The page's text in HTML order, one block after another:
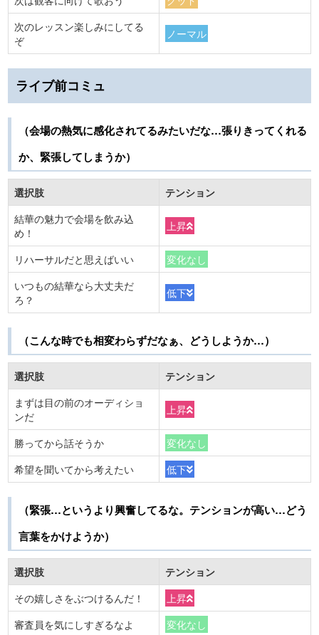
次のレッスン楽しみにしてる
ぞ
ノーマル
ライブ前コミュ
（会場の熱気に感化されてるみたいだな…張りきってくれる
か、緊張してしまうか）
選択肢
テンション
結華の魅力で会場を飲み込
め！
上昇
リハーサルだと思えばいい
変化なし
いつもの結華なら大丈夫だ
ろ？
低下
（こんな時でも相変わらずだなぁ、どうしようか…）
選択肢
テンション
まずは目の前のオーディショ
ンだ
上昇
勝ってから話そうか
変化なし
希望を聞いてから考えたい
低下
（緊張…というより興奮してるな。テンションが高い…どう
言葉をかけようか）
選択肢
テンション
その嬉しさをぶつけるんだ！
上昇
審査員を気にしすぎるなよ
変化なし